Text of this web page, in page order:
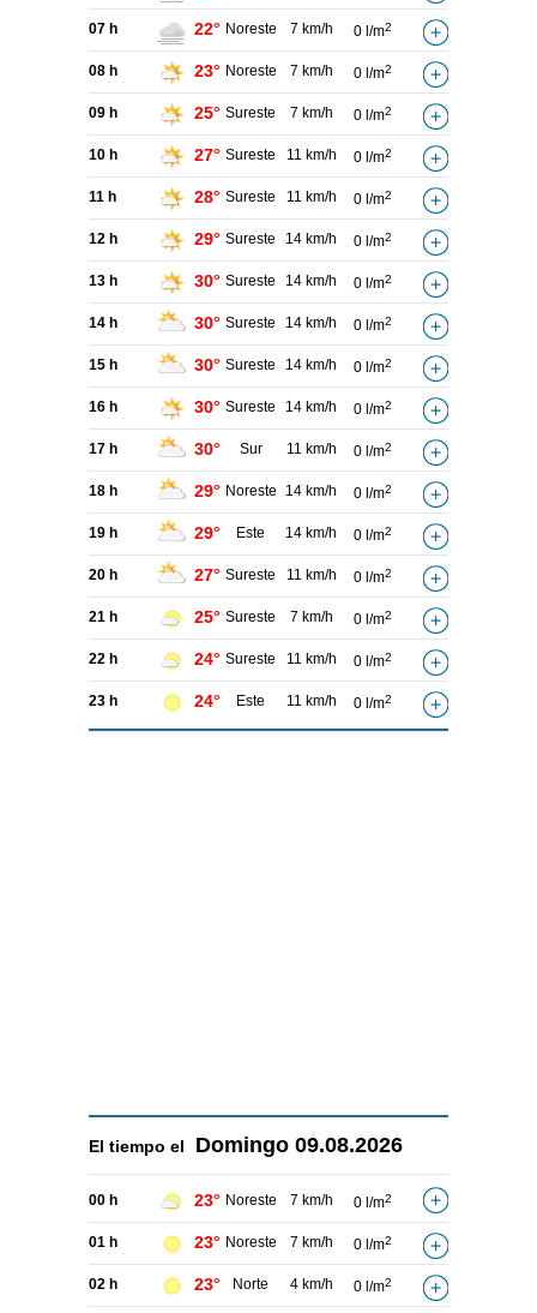
07 h 22° Noreste 7 km/h 0 l/m2
08 h 23° Noreste 7 km/h 0 l/m2
09 h 25° Sureste 7 km/h 0 l/m2
10 h 27° Sureste 11 km/h 0 l/m2
11 h 28° Sureste 11 km/h 0 l/m2
12 h 29° Sureste 14 km/h 0 l/m2
13 h 30° Sureste 14 km/h 0 l/m2
14 h 30° Sureste 14 km/h 0 l/m2
15 h 30° Sureste 14 km/h 0 l/m2
16 h 30° Sureste 14 km/h 0 l/m2
17 h 30° Sur 11 km/h 0 l/m2
18 h 29° Noreste 14 km/h 0 l/m2
19 h 29° Este 14 km/h 0 l/m2
20 h 27° Sureste 11 km/h 0 l/m2
21 h 25° Sureste 7 km/h 0 l/m2
22 h 24° Sureste 11 km/h 0 l/m2
23 h 24° Este 11 km/h 0 l/m2
El tiempo el Domingo 09.08.2026
00 h 23° Noreste 7 km/h 0 l/m2
01 h 23° Noreste 7 km/h 0 l/m2
02 h 23° Norte 4 km/h 0 l/m2